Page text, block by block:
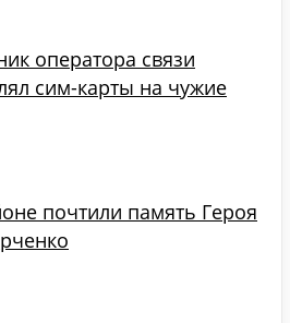
оператора связи
сим-карты на чужие
почтили память Героя